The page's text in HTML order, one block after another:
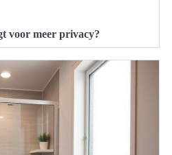
voor meer privacy?